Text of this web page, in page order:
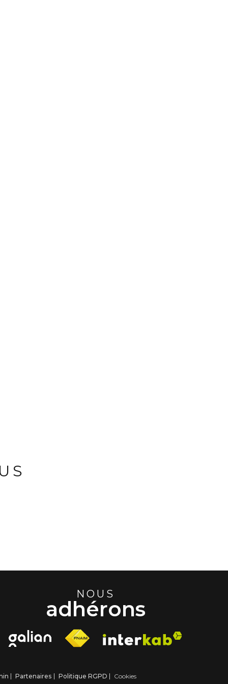
NOUS
adhérons
Partenaires Politique RGPD Cookies